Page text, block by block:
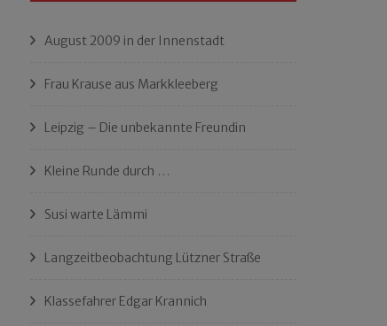
August 2009 in der Innenstadt
Frau Krause aus Markkleeberg
Leipzig – Die unbekannte Freundin
Kleine Runde durch …
Susi warte Lämmi
Langzeitbeobachtung Lützner Straße
Klassefahrer Edgar Krannich